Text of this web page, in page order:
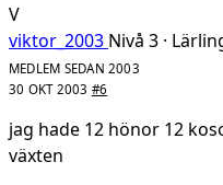
V
viktor_2003 Nivå 3 ·
MEDLEM SEDAN 2003
30 OKT 2003 #6
jag hade 12 hönor 12
växten